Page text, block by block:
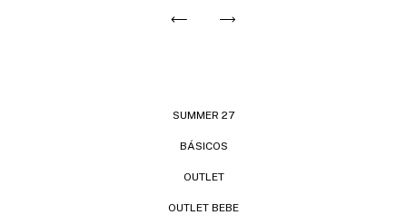
SUMMER 27
BÁSICOS
OUTLET
OUTLET BEBE